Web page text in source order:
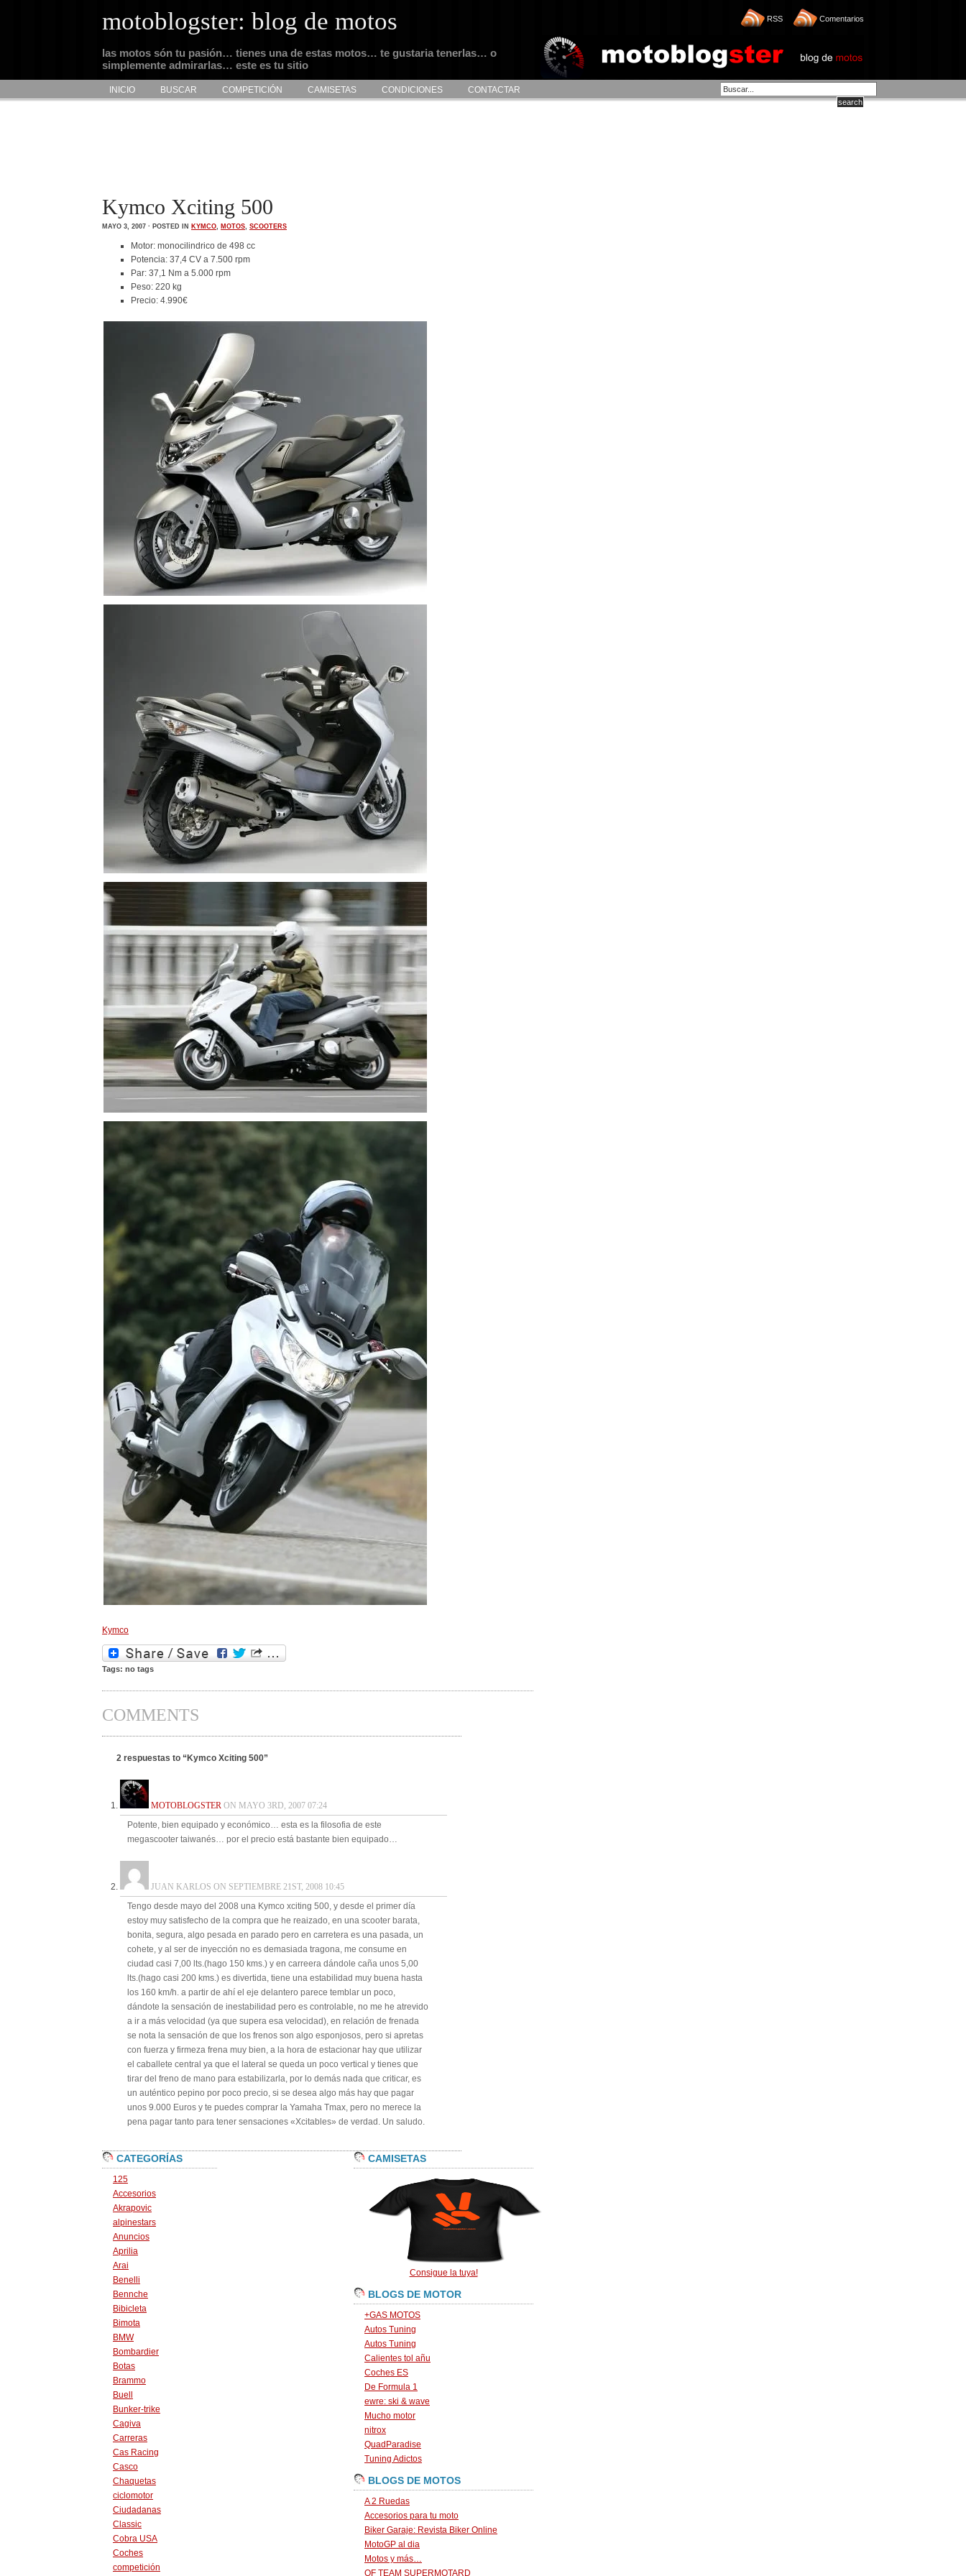
motoblogster: blog de motos
las motos són tu pasión… tienes una de estas motos… te gustaria tenerlas… o
simplemente admirarlas… este es tu sitio
RSS Comentarios
INICIO BUSCAR COMPETICIÓN CAMISETAS CONDICIONES CONTACTAR
Kymco Xciting 500
MAYO 3, 2007 · POSTED IN KYMCO, MOTOS, SCOOTERS
Motor: monocilindrico de 498 cc
Potencia: 37,4 CV a 7.500 rpm
Par: 37,1 Nm a 5.000 rpm
Peso: 220 kg
Precio: 4.990€
Kymco
Tags: no tags
COMMENTS
2 respuestas to “Kymco Xciting 500”
MOTOBLOGSTER ON MAYO 3RD, 2007 07:24
Potente, bien equipado y económico… esta es la filosofia de este
megascooter taiwanés… por el precio está bastante bien equipado…
JUAN KARLOS ON SEPTIEMBRE 21ST, 2008 10:45
Tengo desde mayo del 2008 una Kymco xciting 500, y desde el primer día
estoy muy satisfecho de la compra que he reaizado, en una scooter barata,
bonita, segura, algo pesada en parado pero en carretera es una pasada, un
cohete, y al ser de inyección no es demasiada tragona, me consume en
ciudad casi 7,00 lts.(hago 150 kms.) y en carreera dándole caña unos 5,00
lts.(hago casi 200 kms.) es divertida, tiene una estabilidad muy buena hasta
los 160 km/h. a partir de ahí el eje delantero parece temblar un poco,
dándote la sensación de inestabilidad pero es controlable, no me he atrevido
a ir a más velocidad (ya que supera esa velocidad), en relación de frenada
se nota la sensación de que los frenos son algo esponjosos, pero si apretas
con fuerza y firmeza frena muy bien, a la hora de estacionar hay que utilizar
el caballete central ya que el lateral se queda un poco vertical y tienes que
tirar del freno de mano para estabilizarla, por lo demás nada que criticar, es
un auténtico pepino por poco precio, si se desea algo más hay que pagar
unos 9.000 Euros y te puedes comprar la Yamaha Tmax, pero no merece la
pena pagar tanto para tener sensaciones «Xcitables» de verdad. Un saludo.
CATEGORÍAS
125
Accesorios
Akrapovic
alpinestars
Anuncios
Aprilia
Arai
Benelli
Bennche
Bibicleta
Bimota
BMW
Bombardier
Botas
Brammo
Buell
Bunker-trike
Cagiva
Carreras
Cas Racing
Casco
Chaquetas
ciclomotor
Ciudadanas
Classic
Cobra USA
Coches
competición
CAMISETAS
Consigue la tuya!
BLOGS DE MOTOR
+GAS MOTOS
Autos Tuning
Autos Tuning
Calientes tol añu
Coches ES
De Formula 1
ewre: ski & wave
Mucho motor
nitrox
QuadParadise
Tuning Adictos
BLOGS DE MOTOS
A 2 Ruedas
Accesorios para tu moto
Biker Garaje: Revista Biker Online
MotoGP al dia
Motos y más…
OF TEAM SUPERMOTARD